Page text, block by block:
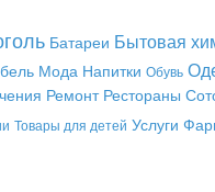
Батареи Бытовая
Мода Напитки Обувь
Ремонт Рестораны
Товары для детей Услуги